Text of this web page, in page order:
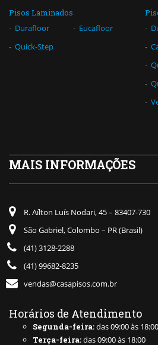
Pisos Laminados
Durafloor
Eucafloor
Quick-Step
MAIS INFORMAÇÕES
R. Aílton Luís Nodari, 45 – 83407-730
São Gabriel, Colombo – PR (Brasil)
(41) 3128-2288
(41) 99682-8235
vendas@casapisos.com.br
Horários de Atendimento
Segunda-feira: das 09:00 às 18:00
Terça-feira: das 09:00 às 18:00